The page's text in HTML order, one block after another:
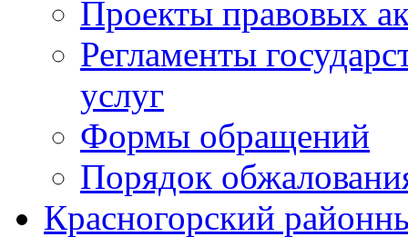
Проекты правовых
Регламенты
услуг
Формы обращений
Порядок
Красногорский